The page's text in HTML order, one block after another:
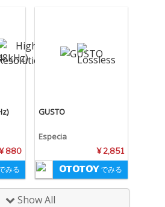
880
みる
GUSTO
Especia
¥ 2,851
でみる
Show All